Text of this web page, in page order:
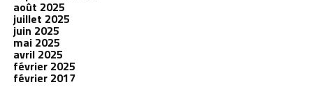
août 2025
juillet 2025
juin 2025
mai 2025
avril 2025
février 2025
février 2017